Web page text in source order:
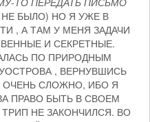
НЕ БЫЛО) НО Я УЖЕ В
, А ТАМ У МЕНЯ ЗАДАЧИ
И СЕКРЕТНЫЕ.
ПО ПРИРОДНЫМ
, ВЕРНУВШИСЬ
СЛОЖНО, ИБО Я
ПРАВО БЫТЬ В СВОЕМ
НЕ ЗАКОНЧИЛСЯ. ВО